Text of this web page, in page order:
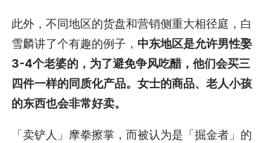
此外，不同地区的货盘和营销侧重大相径庭，白
雪麟讲了个有趣的例子， 中东地区是允许男性娶
3-4个老婆的，为了避免争风吃醋，他们会买三
四件一样的同质化产品。女士的商品、老人小孩
的东西也会非常好卖。
「卖铲人」摩拳擦掌，而被认为是「掘金者」的